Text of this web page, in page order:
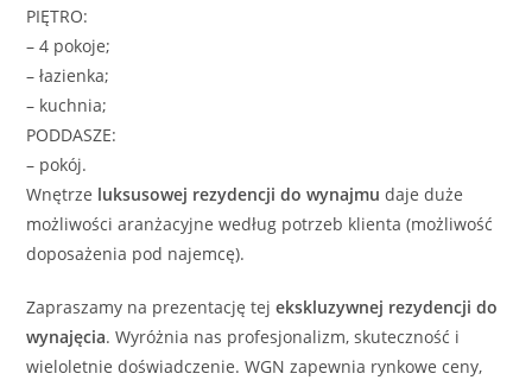
PIĘTRO:
– 4 pokoje;
– łazienka;
– kuchnia;
PODDASZE:
– pokój.
Wnętrze luksusowej rezydencji do wynajmu daje duże
możliwości aranżacyjne według potrzeb klienta (możliwość
doposażenia pod najemcę).
Zapraszamy na prezentację tejekskluzywnej rezydencji do
wynajęcia. Wyróżnia nas profesjonalizm, skuteczność i
wieloletnie doświadczenie. WGN zapewnia rynkowe ceny,